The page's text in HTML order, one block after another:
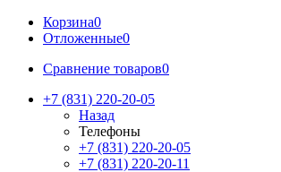
Корзина0
Отложенные0
Сравнение товаров0
+7 (831) 220-20-05
Назад
Телефоны
+7 (831) 220-20-05
+7 (831) 220-20-11